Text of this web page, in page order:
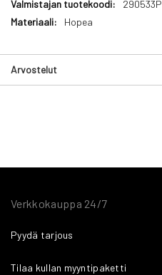
Yksityiskohdat
290533P
Hopea
Arvostelut
Verkkokauppa 24/7
Pyydä tarjous
Tilaa kullan myyntipaketti